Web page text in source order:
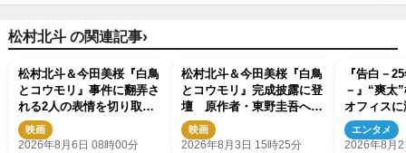
松村北斗 の関連記事›
松村北斗＆今田美桜『白鳥
とコウモリ』事件に翻弄さ
れる2人の表情を切り取っ
た場面写真解禁
映画
2026年8月6日 08時00分
松村北斗＆今田美桜『白鳥
とコウモリ』完成披露に登
壇 原作者・東野圭吾への
思いと見どころを語る
映画
2026年8月3日 15時25分
『告白－
－』“爽太
オフィス
る行動に
して」「8
エンタメ
2026年8月